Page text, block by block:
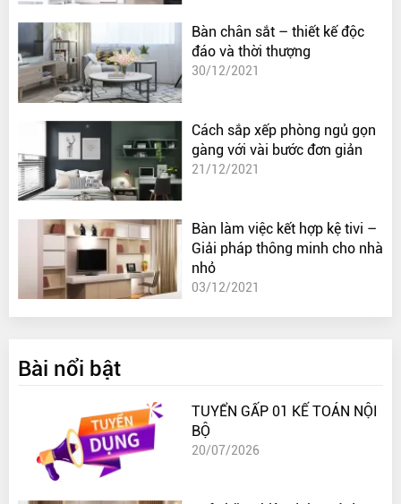
Bàn chân sắt – thiết kế độc
đáo và thời thượng
30/12/2021
Cách sắp xếp phòng ngủ gọn
gàng với vài bước đơn giản
21/12/2021
Bàn làm việc kết hợp kệ tivi –
Giải pháp thông minh cho nhà
nhỏ
03/12/2021
Bài nổi bật
TUYỂN GẤP 01 KẾ TOÁN NỘI
BỘ
20/07/2026